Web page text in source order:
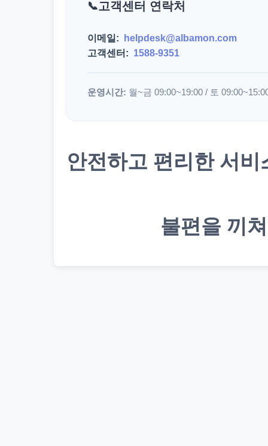
고객센터 연락처
이메일:
helpdesk@albamon.com
고객센터: 1588-9351
운영시간: 월~금 09:00~19:00 / 토
안전하고 편리한 서
불편을 끼